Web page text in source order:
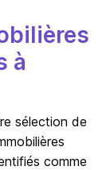
à
sélection de
comme